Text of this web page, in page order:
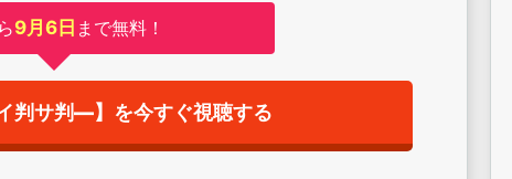
9月6日 まで無料！
判サ判―】を今すぐ視聴する